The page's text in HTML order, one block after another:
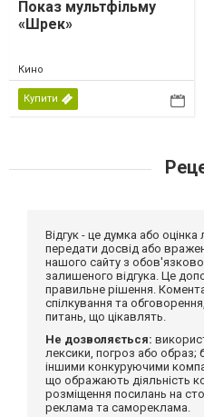
Показ мультфільму
«Шрек»
Кино
Купити
Відгук - це думка або
передати досвід або
нашого сайту з
залишеного відгука. Це
правильне рішення.
спілкування та
питань, що цікавлять.
Не дозволяється:
лексики, погроз або образ;
іншими конкуруючими
що ображають діяльність
розміщення посилань на
реклама та самореклама.